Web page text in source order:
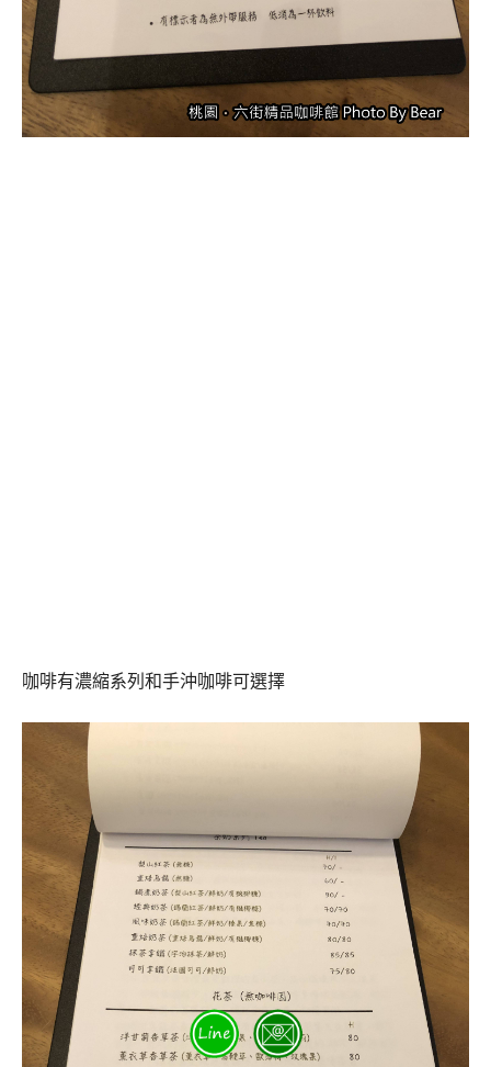
咖啡有濃縮系列和手沖咖啡可選擇